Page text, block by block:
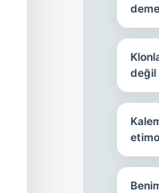
değil